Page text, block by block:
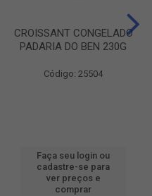
CROISSANT CONGELADO
PADARIA DO BEN 230G
Código: 25504
Faça seu login ou
cadastre-se para
ver preços e
comprar